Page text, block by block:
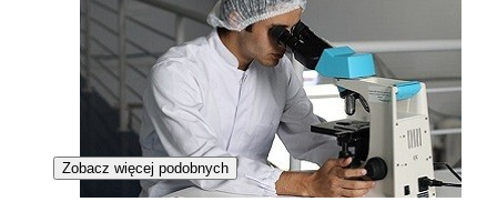
Zobacz więcej podobnych